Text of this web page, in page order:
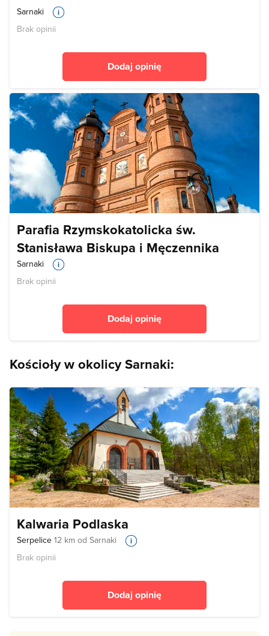
Sarnaki
Brak opinii
Dodaj opinię
Parafia Rzymskokatolicka św.
Stanisława Biskupa i Męczennika
Sarnaki
Brak opinii
Dodaj opinię
Kościoły w okolicy Sarnaki:
Kalwaria Podlaska
Serpelice 12 km od Sarnaki
Brak opinii
Dodaj opinię